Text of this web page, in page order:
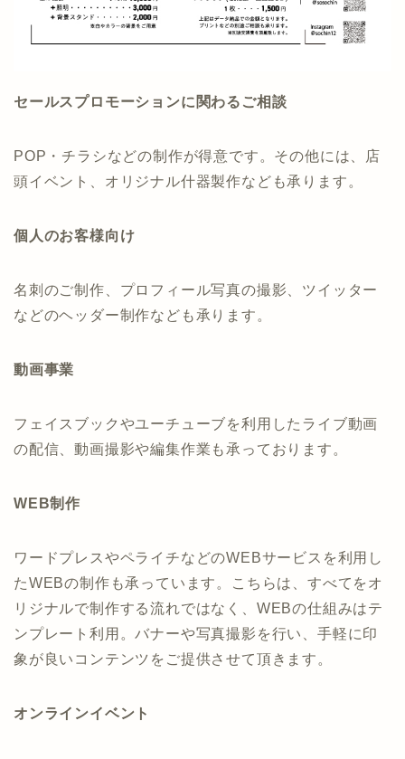
セールスプロモーションに関わるご相談
POP・チラシなどの制作が得意です。その他には、店
頭イベント、オリジナル什器製作なども承ります。
個人のお客様向け
名刺のご制作、プロフィール写真の撮影、ツイッター
などのヘッダー制作なども承ります。
動画事業
フェイスブックやユーチューブを利用したライブ動画
の配信、動画撮影や編集作業も承っております。
WEB制作
ワードプレスやペライチなどのWEBサービスを利用し
たWEBの制作も承っています。こちらは、すべてをオ
リジナルで制作する流れではなく、WEBの仕組みはテ
ンプレート利用。バナーや写真撮影を行い、手軽に印
象が良いコンテンツをご提供させて頂きます。
オンラインイベント